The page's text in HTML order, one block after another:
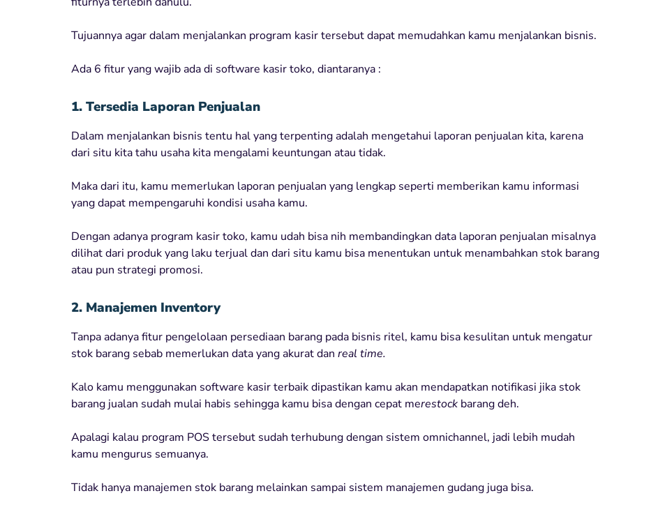
Tujuannya agar dalam menjalankan program kasir tersebut dapat memudahkan kamu menjalankan bisnis.
Ada 6 fitur yang wajib ada di software kasir toko, diantaranya :
1. Tersedia Laporan Penjualan
Dalam menjalankan bisnis tentu hal yang terpenting adalah mengetahui laporan penjualan kita, karena
dari situ kita tahu usaha kita mengalami keuntungan atau tidak.
Maka dari itu, kamu memerlukan laporan penjualan yang lengkap seperti memberikan kamu informasi
yang dapat mempengaruhi kondisi usaha kamu.
Dengan adanya program kasir toko, kamu udah bisa nih membandingkan data laporan penjualan misalnya
dilihat dari produk yang laku terjual dan dari situ kamu bisa menentukan untuk menambahkan stok barang
atau pun strategi promosi.
2. Manajemen Inventory
Tanpa adanya fitur pengelolaan persediaan barang pada bisnis ritel, kamu bisa kesulitan untuk mengatur
stok barang sebab memerlukan data yang akurat dan real time.
Kalo kamu menggunakan software kasir terbaik dipastikan kamu akan mendapatkan notifikasi jika stok
barang jualan sudah mulai habis sehingga kamu bisa dengan cepat merestock barang deh.
Apalagi kalau program POS tersebut sudah terhubung dengan sistem omnichannel, jadi lebih mudah
kamu mengurus semuanya.
Tidak hanya manajemen stok barang melainkan sampai sistem manajemen gudang juga bisa.